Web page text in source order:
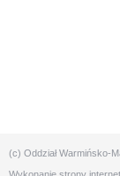
(c) Oddział Warmińsko-